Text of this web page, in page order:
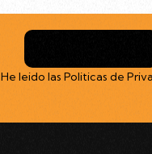
He leido lasPoliticas de